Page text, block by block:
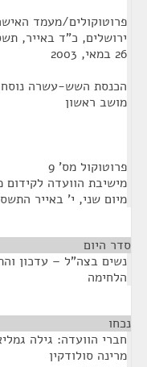
פרוטוקולים/מעמד האישה/
ירושלים, כ"ד באייר,
26 במאי, 2003
הכנסת השש-עשרה נוסח
מושב ראשון
פרוטוקול מס' 9
מישיבת הוועדה
מיום שני, י' באייר התשס"ג ( 12 במאי 2003 ),
סדר היום
נשים בצה"ל – עדכון
הלחימה
נכחו
חברי הוועדה: גילה
מרינה סולודקין